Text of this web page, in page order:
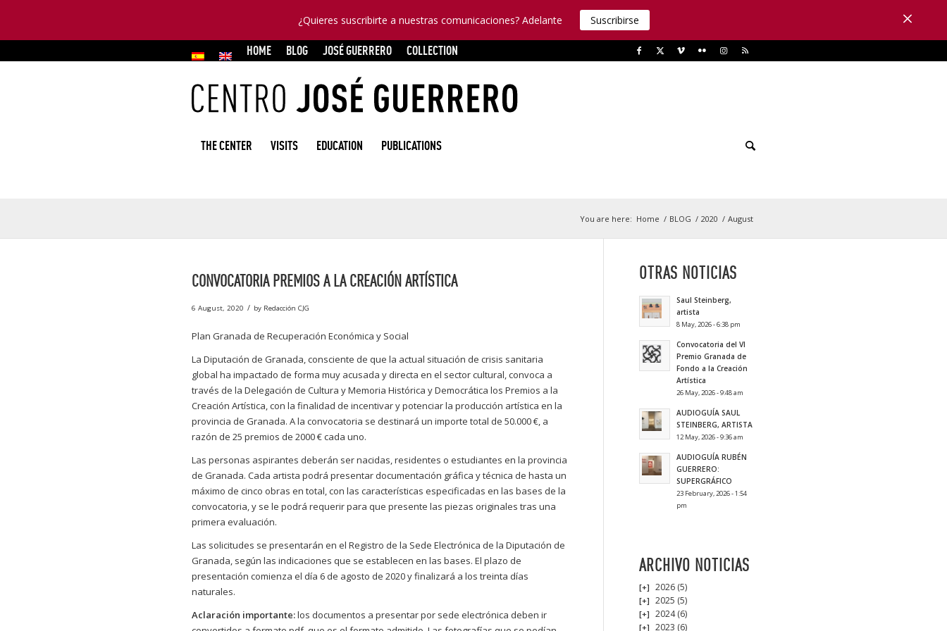
¿Quieres suscribirte a nuestras comunicaciones? Adelante Suscribirse
HOME BLOG JOSÉ GUERRERO COLLECTION
THE CENTER VISITS EDUCATION PUBLICATIONS
You are here: Home / BLOG / 2020 / August
CONVOCATORIA PREMIOS A LA CREACIÓN ARTÍSTICA
6 August, 2020 / by Redacción CJG
Plan Granada de Recuperación Económica y Social
La Diputación de Granada, consciente de que la actual situación de crisis sanitaria
global ha impactado de forma muy acusada y directa en el sector cultural, convoca a
través de la Delegación de Cultura y Memoria Histórica y Democrática los Premios a la
Creación Artística, con la finalidad de incentivar y potenciar la producción artística en la
provincia de Granada. A la convocatoria se destinará un importe total de 50.000 €, a
razón de 25 premios de 2000 € cada uno.
Las personas aspirantes deberán ser nacidas, residentes o estudiantes en la provincia
de Granada. Cada artista podrá presentar documentación gráfica y técnica de hasta un
máximo de cinco obras en total, con las características especificadas en las bases de la
convocatoria, y se le podrá requerir para que presente las piezas originales tras una
primera evaluación.
Las solicitudes se presentarán en el Registro de la Sede Electrónica de la Diputación de
Granada, según las indicaciones que se establecen en las bases. El plazo de
presentación comienza el día 6 de agosto de 2020 y finalizará a los treinta días
naturales.
Aclaración importante:los documentos a presentar por sede electrónica deben ir
OTRAS NOTICIAS
Saul Steinberg,
artista
8 May, 2026 - 6:38 pm
Convocatoria del VI
Premio Granada de
Fondo a la Creación
Artística
26 May, 2026 - 9:48 am
AUDIOGUÍA SAUL
STEINBERG, ARTISTA
12 May, 2026 - 9:36 am
AUDIOGUÍA RUBÉN
GUERRERO:
SUPERGRÁFICO
23 February, 2026 - 1:54
pm
ARCHIVO NOTICIAS
2026 (5)
2025 (5)
2024(6)
2023 (6)